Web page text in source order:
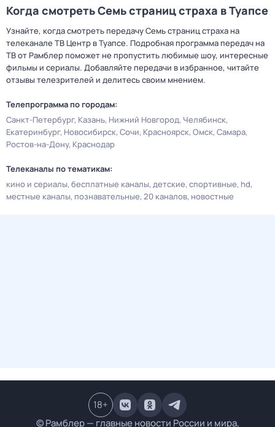
Когда смотреть Семь страниц страха в Туапсе
Узнайте, когда смотреть передачу Семь страниц страха на
телеканале ТВ Центр в Туапсе. Подробная программа передач на
ТВ от Рамблер поможет не пропустить любимые шоу, интересные
фильмы и сериалы. Добавляйте передачи в избранное, читайте
отзывы телезрителей и делитесь своим мнением.
Телепрограмма по городам:
Санкт-Петербург Казань Нижний Новгород Челябинск
Екатеринбург Новосибирск Сочи Красноярск Омск Самара
Ростов-на-Дону Краснодар
Телеканалы по тематикам:
кино и сериалы бесплатные каналы детские спортивные hd
местные каналы познавательные 20 каналов новостные
© Рамблер — главные новости России и мира,
18+